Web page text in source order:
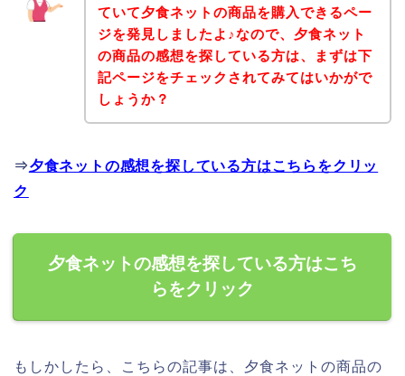
ていて夕食ネットの商品を購入できるペー
ジを発見しましたよ♪なので、夕食ネット
の商品の感想を探している方は、まずは下
記ページをチェックされてみてはいかがで
しょうか？
⇒夕食ネットの感想を探している方はこちらをクリッ
ク
夕食ネットの感想を探している方はこち
らをクリック
もしかしたら、こちらの記事は、夕食ネットの商品の